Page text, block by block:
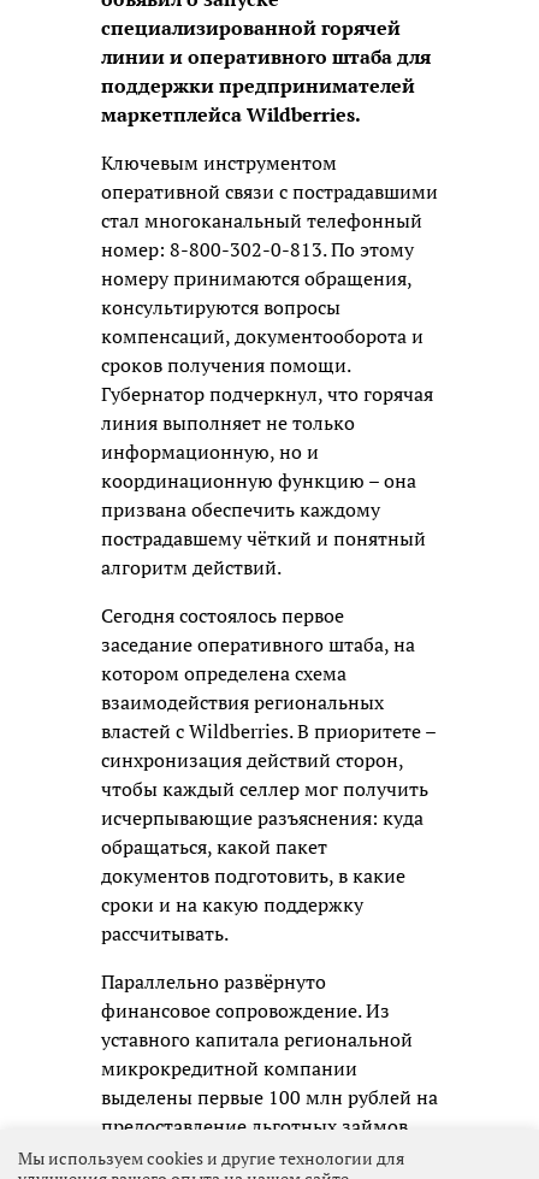
специализированной горячей
линии и оперативного штаба для
поддержки предпринимателей
маркетплейса Wildberries.
Ключевым инструментом
оперативной связи с пострадавшими
стал многоканальный телефонный
номер: 8-800-302-0-813. По этому
номеру принимаются обращения,
консультируются вопросы
компенсаций, документооборота и
сроков получения помощи.
Губернатор подчеркнул, что горячая
линия выполняет не только
информационную, но и
координационную функцию – она
призвана обеспечить каждому
пострадавшему чёткий и понятный
алгоритм действий.
Сегодня состоялось первое
заседание оперативного штаба, на
котором определена схема
взаимодействия региональных
властей с Wildberries. В приоритете –
синхронизация действий сторон,
чтобы каждый селлер мог получить
исчерпывающие разъяснения: куда
обращаться, какой пакет
документов подготовить, в какие
сроки и на какую поддержку
рассчитывать.
Параллельно развёрнуто
финансовое сопровождение. Из
уставного капитала региональной
микрокредитной компании
выделены первые 100 млн рублей на
предоставление льготных займов.
Средства носят целевой характер и
Мы используем cookies и другие технологии для